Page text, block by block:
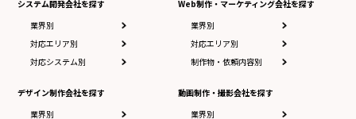
システム開発会社を探す
業界別
対応エリア別
対応システム別
デザイン制作会社を探す
業界別
Web制作・マーケティング会社を探す
業界別
対応エリア別
制作物・依頼内容別
動画制作・撮影会社を探す
業界別